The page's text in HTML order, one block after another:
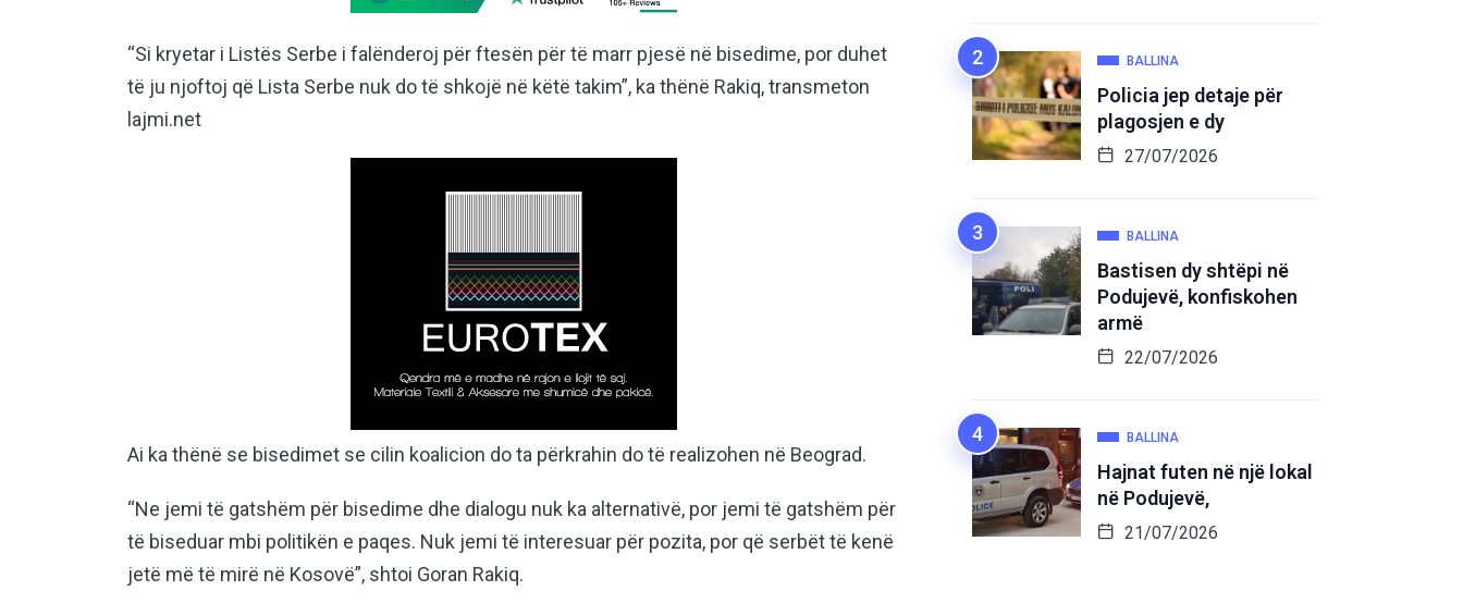
“Si kryetar i Listës Serbe i falënderoj për ftesën për të marr pjesë në bisedime, por duhet
të ju njoftoj që Lista Serbe nuk do të shkojë në këtë takim”, ka thënë Rakiq, transmeton
lajmi.net
Ai ka thënë se bisedimet se cilin koalicion do ta përkrahin do të realizohen në Beograd.
“Ne jemi të gatshëm për bisedime dhe dialogu nuk ka alternativë, por jemi të gatshëm për
të biseduar mbi politikën e paqes. Nuk jemi të interesuar për pozita, por që serbët të kenë
jetë më të mirë në Kosovë”, shtoi Goran Rakiq.
BALLINA
Policia jep detaje për
plagosjen e dy
27/07/2026
BALLINA
Bastisen dy shtëpi në
Podujevë, konfiskohen
armë
22/07/2026
BALLINA
Hajnat futen në një lokal
në Podujevë,
21/07/2026